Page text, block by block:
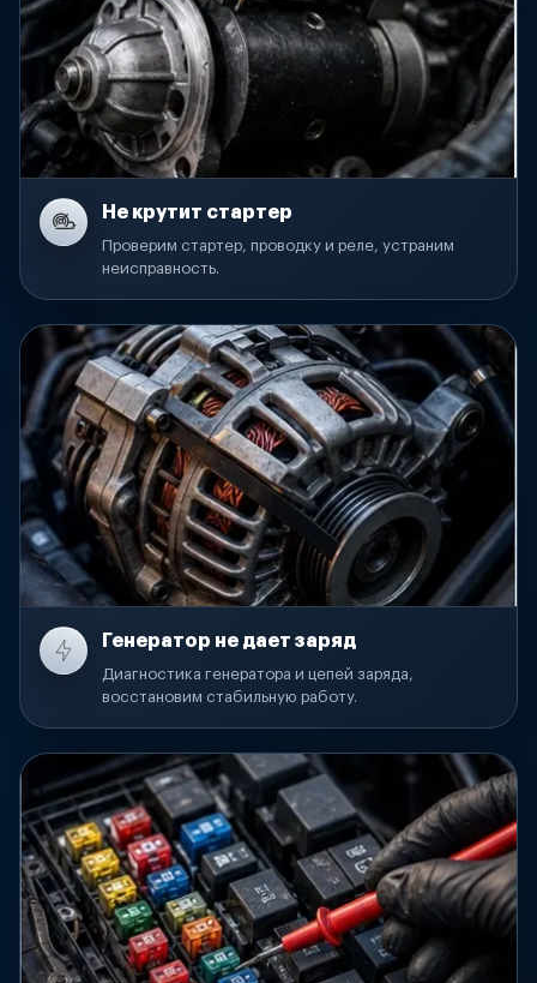
Не крутит стартер
Проверим стартер, проводку и реле, устраним
неисправность.
Генератор не дает заряд
Диагностика генератора и цепей заряда,
восстановим стабильную работу.